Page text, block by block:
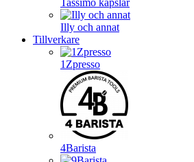
Tassimo kapslar
Illy och annat
Tillverkare
1Zpresso
4Barista